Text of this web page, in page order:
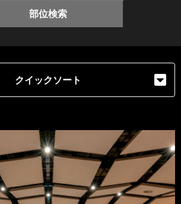
部位検索
クイックソート